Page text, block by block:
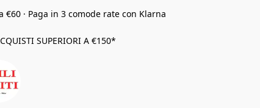
· Paga in 3 comode rate con Klarna
SUPERIORI A €150*